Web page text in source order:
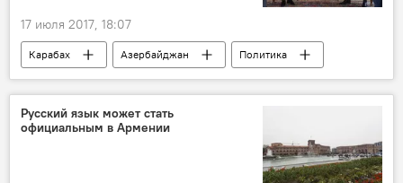
17 июля 2017, 18:07
Карабах Азербайджан
Политика
АНАЛИТИКА
Новости
Александр Перенджиев
Оккупированные территории
Русский язык может стать
официальным в Армении